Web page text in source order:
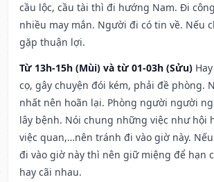
cầu lộc, cầu tài thì đi hướng Nam. Đi
nhiều may mắn. Người đi có tin về. Nếu
gặp thuận lợi.
Từ 13h-15h (Mùi) và từ 01-03h (Sửu)
cọ, gây chuyện đói kém, phải đề phòng.
nhất nên hoãn lại. Phòng người người
lây bệnh. Nói chung những việc như hội
việc quan,…nên tránh đi vào giờ này.
đi vào giờ này thì nên giữ miệng để hạn
hay cãi nhau.